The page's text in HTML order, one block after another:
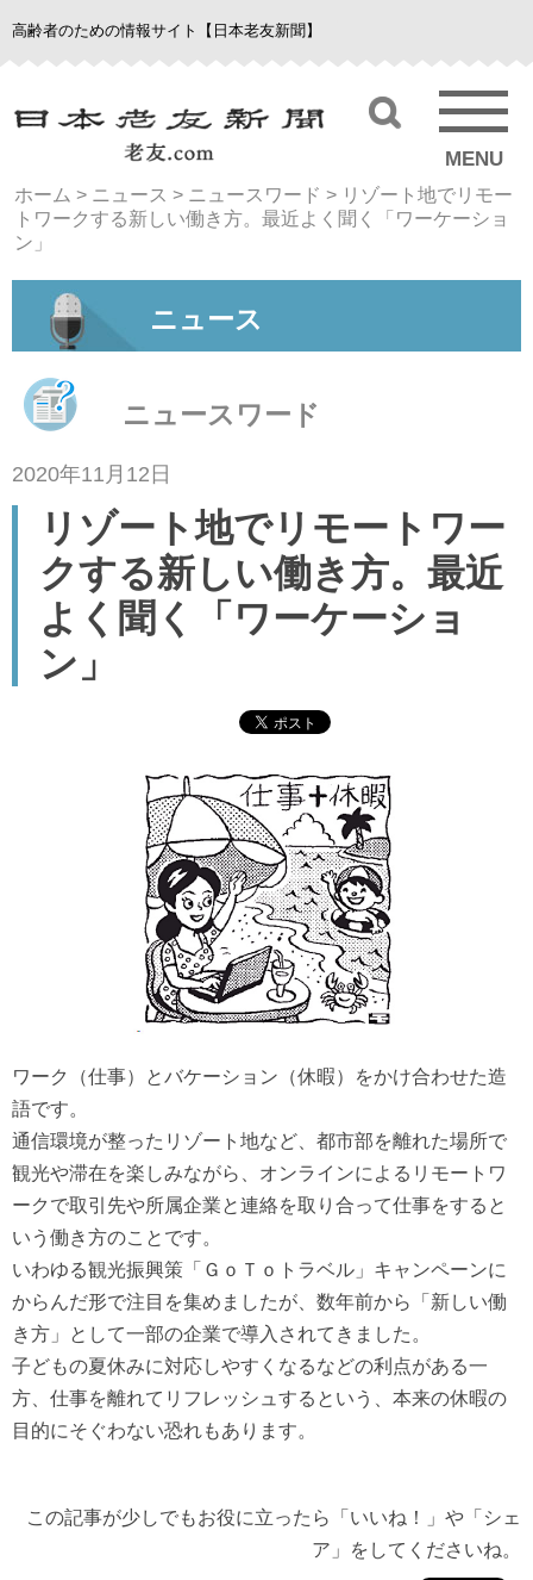
高齢者のための情報サイト【日本老友新聞】
MENU
ホーム > ニュース > ニュースワード > リゾート地でリモー
トワークする新しい働き方。最近よく聞く「ワーケーショ
ン」
ニュース
ニュースワード
2020年11月12日
リゾート地でリモートワー
クする新しい働き方。最近
よく聞く「ワーケーショ
ン」
ワーク（仕事）とバケーション（休暇）をかけ合わせた造
語です。
通信環境が整ったリゾート地など、都市部を離れた場所で
観光や滞在を楽しみながら、オンラインによるリモートワ
ークで取引先や所属企業と連絡を取り合って仕事をすると
いう働き方のことです。
いわゆる観光振興策「ＧｏＴｏトラベル」キャンペーンに
からんだ形で注目を集めましたが、数年前から「新しい働
き方」として一部の企業で導入されてきました。
子どもの夏休みに対応しやすくなるなどの利点がある一
方、仕事を離れてリフレッシュするという、本来の休暇の
目的にそぐわない恐れもあります。
この記事が少しでもお役に立ったら「いいね！」や「シェ
ア」をしてくださいね。